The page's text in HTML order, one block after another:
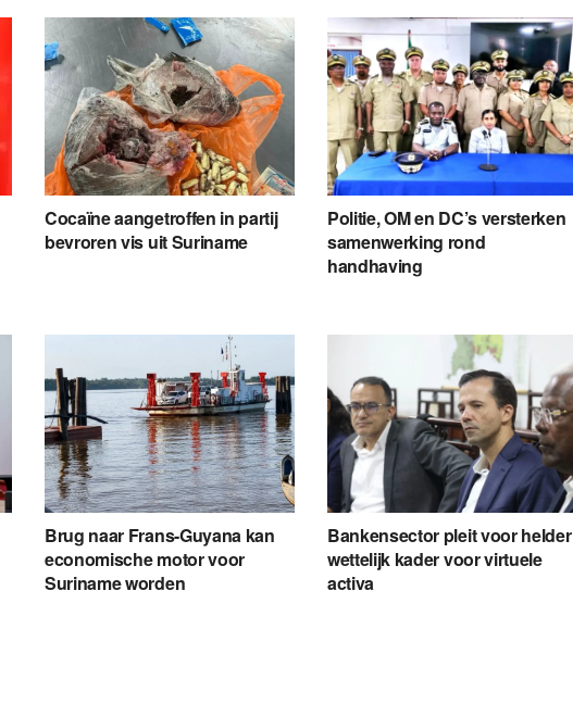
Cocaïne aangetroffen in partij
bevroren vis uit Suriname
Politie, OM en DC’s versterken
samenwerking rond
handhaving
Brug naar Frans-Guyana kan
economische motor voor
Suriname worden
Bankensector pleit voor helder
wettelijk kader voor virtuele
activa